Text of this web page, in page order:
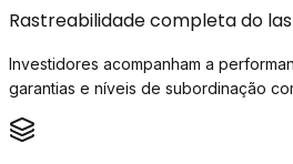
Rastreabilidade completa do
Investidores acompanham a
garantias e níveis de subordinação